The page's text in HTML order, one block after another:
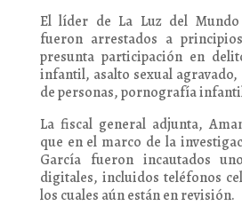
El líder de La Luz del Mundo
fueron arrestados a
presunta participación en
infantil, asalto sexual
de personas, pornografía
La fiscal general adjunta,
que en el marco de la
García fueron incautados
digitales, incluidos teléfonos
los cuales aún están en revisión.